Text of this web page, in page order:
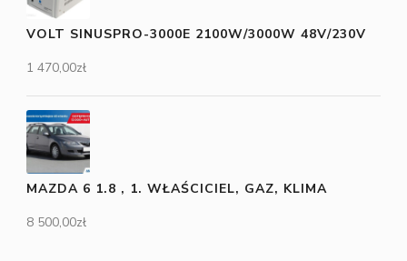
VOLT SINUSPRO-3000E 2100W/3000W 48V/230V
1 470,00zł
MAZDA 6 1.8 , 1. WŁAŚCICIEL, GAZ, KLIMA
8 500,00zł